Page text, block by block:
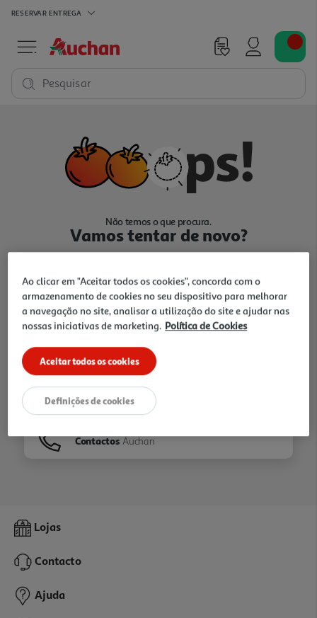
RESERVAR ENTREGA
Pesquisar
Não temos o que procura.
Vamos tentar de novo?
Ir para Homepage
Folhetos
Contactos Auchan
Lojas
Contacto
Ajuda
Ao clicar em "Aceitar todos os cookies", concorda com o
armazenamento de cookies no seu dispositivo para melhorar
a navegação no site, analisar a utilização do site e ajudar nas
nossas iniciativas de marketing. Política de Cookies
Aceitar todos os cookies
Definições de cookies